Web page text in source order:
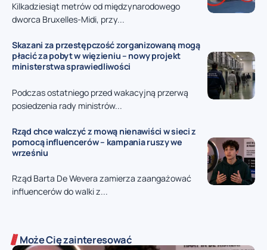
Kilkadziesiąt metrów od międzynarodowego
dworca Bruxelles-Midi, przy...
Skazani za przestępczość zorganizowaną mogą
płacić za pobyt w więzieniu – nowy projekt
ministerstwa sprawiedliwości
Podczas ostatniego przed wakacyjną przerwą
posiedzenia rady ministrów...
Rząd chce walczyć z mową nienawiści w sieci z
pomocą influencerów – kampania ruszy we
wrześniu
Rząd Barta De Wevera zamierza zaangażować
influencerów do walki z...
Może Cię zainteresować